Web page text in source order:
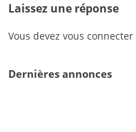
Laissez une réponse
Vous devez vous connecter
Dernières annonces